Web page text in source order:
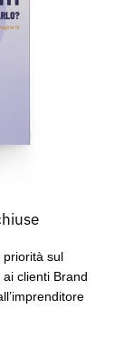
priorità sul
clienti Brand